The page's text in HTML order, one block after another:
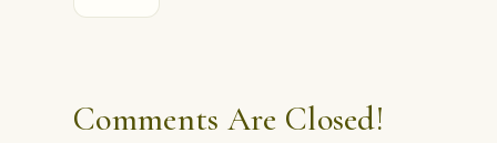
Comments Are Closed!